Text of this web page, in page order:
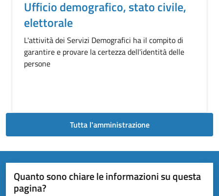
Ufficio demografico, stato civile,
elettorale
L'attività dei Servizi Demografici ha il compito di
garantire e provare la certezza dell'identità delle
persone
Tutta l'amministrazione
Quanto sono chiare le informazioni su questa
pagina?